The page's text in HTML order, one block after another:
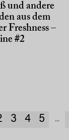
und andere
aus dem
Freshness –
#2
3 4 5 ...